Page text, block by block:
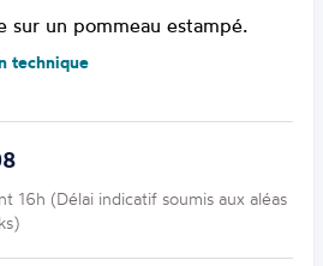
sur un pommeau estampé.
technique
16h (Délai indicatif soumis aux aléas